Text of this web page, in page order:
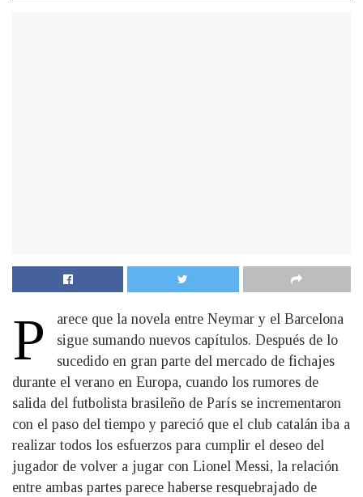
P
arece que la novela entre Neymar y el Barcelona
sigue sumando nuevos capítulos. Después de lo
sucedido en gran parte del mercado de fichajes
durante el verano en Europa, cuando los rumores de
salida del futbolista brasileño de París se incrementaron
con el paso del tiempo y pareció que el club catalán iba a
realizar todos los esfuerzos para cumplir el deseo del
jugador de volver a jugar con Lionel Messi, la relación
entre ambas partes parece haberse resquebrajado de